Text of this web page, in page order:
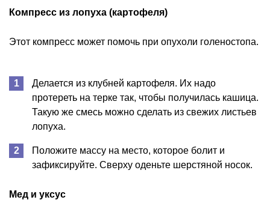
Компресс из лопуха (картофеля)
Этот компресс может помочь при опухоли голеностопа.
Делается из клубней картофеля. Их надо
протереть на терке так, чтобы получилась кашица.
Такую же смесь можно сделать из свежих листьев
лопуха.
Положите массу на место, которое болит и
зафиксируйте. Сверху оденьте шерстяной носок.
Мед и уксус